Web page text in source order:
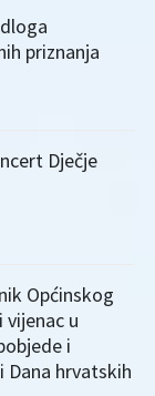
priznanja
Dječje
Općinskog
u
i
Dana hrvatskih